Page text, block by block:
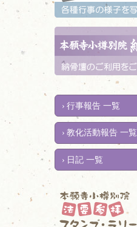
行事報告 一覧
教化活動報告 一覧
日記 一覧